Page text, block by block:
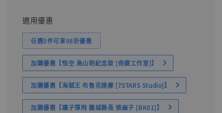
適用優惠
任選5件可享98折優惠
加購優惠【悟空 鳥山明紀念款 [奇蹟工作室]】
加購優惠【海賊王 布魯克達摩 [7STARS Studio]】
加購優惠【讓子彈飛 鵝城縣長 張麻子 [BK01]】